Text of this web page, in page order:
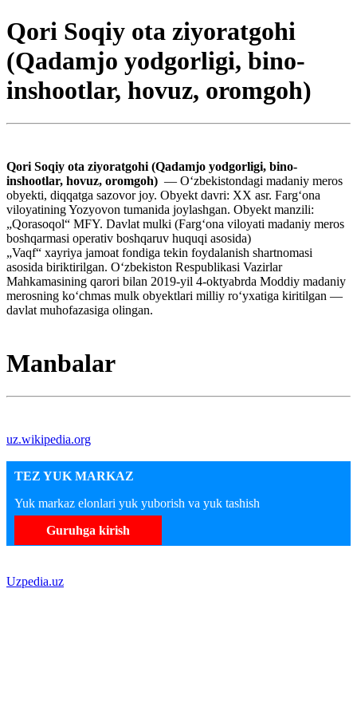
Qori Soqiy ota ziyoratgohi
(Qadamjo yodgorligi, bino-
inshootlar, hovuz, oromgoh)
Qori Soqiy ota ziyoratgohi (Qadamjo yodgorligi, bino-
inshootlar, hovuz, oromgoh) — Oʻzbekistondagi madaniy meros
obyekti, diqqatga sazovor joy. Obyekt davri: XX asr. Fargʻona
viloyatining Yozyovon tumanida joylashgan. Obyekt manzili:
„Qorasoqol“ MFY. Davlat mulki (Fargʻona viloyati madaniy meros
boshqarmasi operativ boshqaruv huquqi asosida)
„Vaqf“ xayriya jamoat fondiga tekin foydalanish shartnomasi
asosida biriktirilgan. Oʻzbekiston Respublikasi Vazirlar
Mahkamasining qarori bilan 2019-yil 4-oktyabrda Moddiy madaniy
merosning koʻchmas mulk obyektlari milliy roʻyxatiga kiritilgan —
davlat muhofazasiga olingan.
Manbalar
uz.wikipedia.org
TEZ YUK MARKAZ
Yuk markaz elonlari yuk yuborish va yuk tashish
Guruhga kirish
Uzpedia.uz